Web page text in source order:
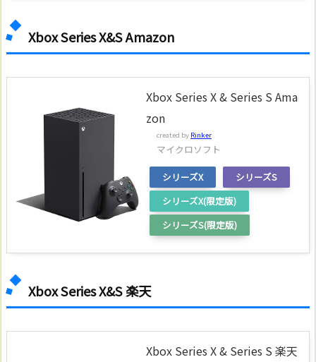
Xbox Series X&S Amazon
Xbox Series X & Series S Ama
zon
created by Rinker
マイクロソフト
シリーズX
シリーズS
シリーズX(限定版)
シリーズS(限定版)
Xbox Series X&S 楽天
Xbox Series X & Series S 楽天